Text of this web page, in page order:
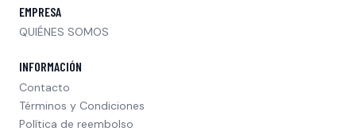
EMPRESA
QUIÉNES SOMOS
INFORMACIÓN
Contacto
Términos y Condiciones
Política de reembolso